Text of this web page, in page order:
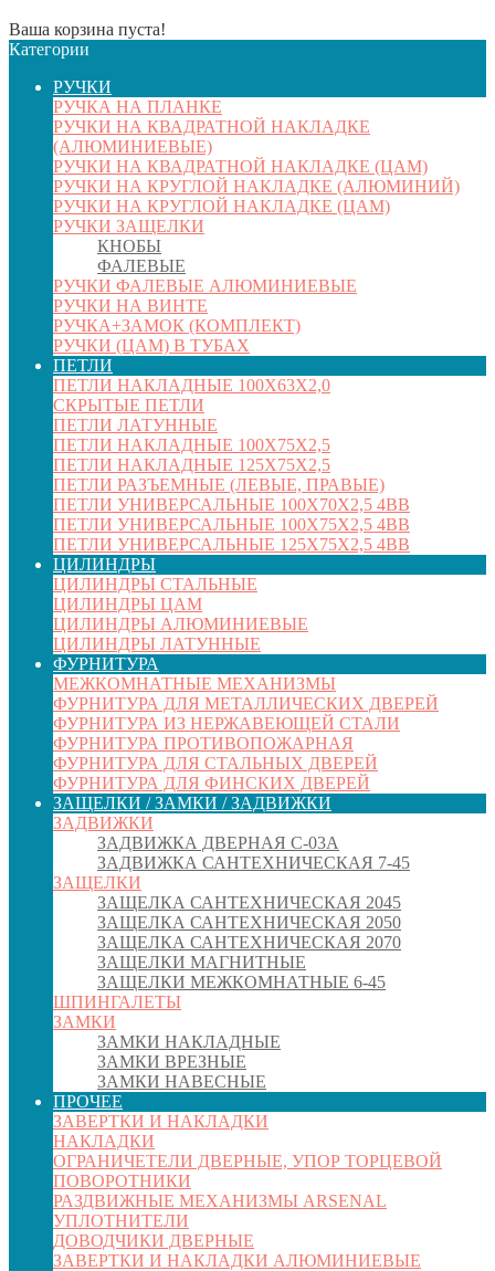
Ваша корзина пуста!
Категории
РУЧКИ
РУЧКА НА ПЛАНКЕ
РУЧКИ НА КВАДРАТНОЙ НАКЛАДКЕ
(АЛЮМИНИЕВЫЕ)
РУЧКИ НА КВАДРАТНОЙ НАКЛАДКЕ (ЦАМ)
РУЧКИ НА КРУГЛОЙ НАКЛАДКЕ (АЛЮМИНИЙ)
РУЧКИ НА КРУГЛОЙ НАКЛАДКЕ (ЦАМ)
РУЧКИ ЗАЩЕЛКИ
КНОБЫ
ФАЛЕВЫЕ
РУЧКИ ФАЛЕВЫЕ АЛЮМИНИЕВЫЕ
РУЧКИ НА ВИНТЕ
РУЧКА+ЗАМОК (КОМПЛЕКТ)
РУЧКИ (ЦАМ) В ТУБАХ
ПЕТЛИ
ПЕТЛИ НАКЛАДНЫЕ 100Х63Х2,0
СКРЫТЫЕ ПЕТЛИ
ПЕТЛИ ЛАТУННЫЕ
ПЕТЛИ НАКЛАДНЫЕ 100Х75Х2,5
ПЕТЛИ НАКЛАДНЫЕ 125Х75Х2,5
ПЕТЛИ РАЗЪЕМНЫЕ (ЛЕВЫЕ, ПРАВЫЕ)
ПЕТЛИ УНИВЕРСАЛЬНЫЕ 100Х70Х2,5 4BB
ПЕТЛИ УНИВЕРСАЛЬНЫЕ 100Х75Х2,5 4BB
ПЕТЛИ УНИВЕРСАЛЬНЫЕ 125Х75Х2,5 4BB
ЦИЛИНДРЫ
ЦИЛИНДРЫ СТАЛЬНЫЕ
ЦИЛИНДРЫ ЦАМ
ЦИЛИНДРЫ АЛЮМИНИЕВЫЕ
ЦИЛИНДРЫ ЛАТУННЫЕ
ФУРНИТУРА
МЕЖКОМНАТНЫЕ МЕХАНИЗМЫ
ФУРНИТУРА ДЛЯ МЕТАЛЛИЧЕСКИХ ДВЕРЕЙ
ФУРНИТУРА ИЗ НЕРЖАВЕЮЩЕЙ СТАЛИ
ФУРНИТУРА ПРОТИВОПОЖАРНАЯ
ФУРНИТУРА ДЛЯ СТАЛЬНЫХ ДВЕРЕЙ
ФУРНИТУРА ДЛЯ ФИНСКИХ ДВЕРЕЙ
ЗАЩЕЛКИ / ЗАМКИ / ЗАДВИЖКИ
ЗАДВИЖКИ
ЗАДВИЖКА ДВЕРНАЯ C-03A
ЗАДВИЖКА САНТЕХНИЧЕСКАЯ 7-45
ЗАЩЕЛКИ
ЗАЩЕЛКА САНТЕХНИЧЕСКАЯ 2045
ЗАЩЕЛКА САНТЕХНИЧЕСКАЯ 2050
ЗАЩЕЛКА САНТЕХНИЧЕСКАЯ 2070
ЗАЩЕЛКИ МАГНИТНЫЕ
ЗАЩЕЛКИ МЕЖКОМНАТНЫЕ 6-45
ШПИНГАЛЕТЫ
ЗАМКИ
ЗАМКИ НАКЛАДНЫЕ
ЗАМКИ ВРЕЗНЫЕ
ЗАМКИ НАВЕСНЫЕ
ПРОЧЕЕ
ЗАВЕРТКИ И НАКЛАДКИ
НАКЛАДКИ
ОГРАНИЧЕТЕЛИ ДВЕРНЫЕ, УПОР ТОРЦЕВОЙ
ПОВОРОТНИКИ
РАЗДВИЖНЫЕ МЕХАНИЗМЫ ARSENAL
УПЛОТНИТЕЛИ
ДОВОДЧИКИ ДВЕРНЫЕ
ЗАВЕРТКИ И НАКЛАДКИ АЛЮМИНИЕВЫЕ